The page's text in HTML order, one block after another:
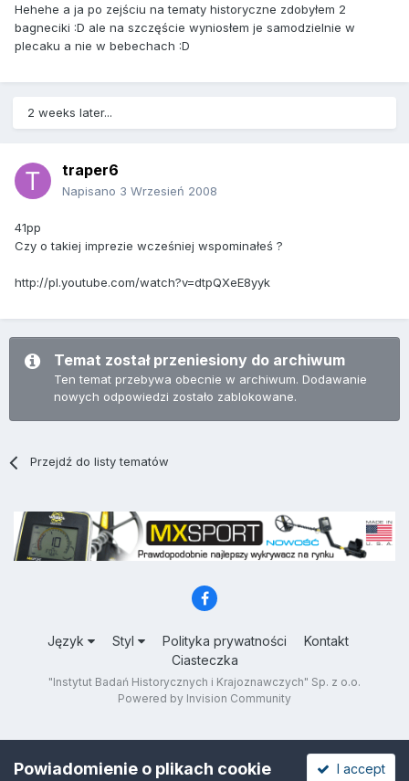
Hehehe a ja po zejściu na tematy historyczne zdobyłem 2
bagneciki :D ale na szczęście wyniosłem je samodzielnie w
plecaku a nie w bebechach :D
2 weeks later...
traper6
Napisano 3 Wrzesień 2008
41pp
Czy o takiej imprezie wcześniej wspominałeś ?
http://pl.youtube.com/watch?v=dtpQXeE8yyk
Temat został przeniesiony do archiwum
Ten temat przebywa obecnie w archiwum. Dodawanie
nowych odpowiedzi zostało zablokowane.
Przejdź do listy tematów
Język Styl Polityka prywatności
Kontakt
Ciasteczka
"Instytut Badań Historycznych i Krajoznawczych" Sp. z o.o.
Powered by Invision Community
Powiadomienie o plikach cookie I accept